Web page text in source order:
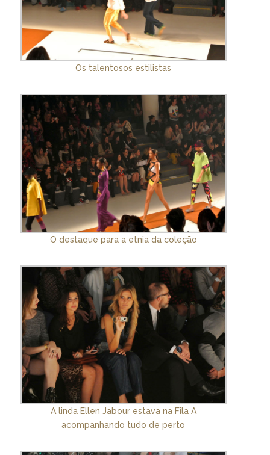
Os talentosos estilistas
O destaque para a etnia da coleção
A linda Ellen Jabour estava na Fila A
acompanhando tudo de perto